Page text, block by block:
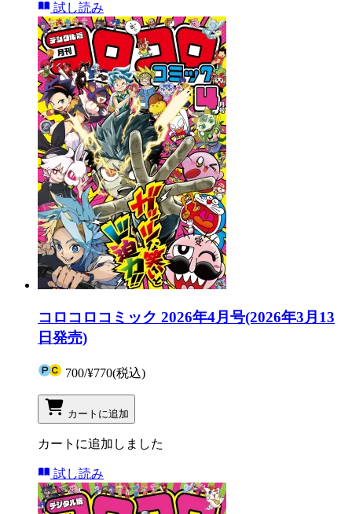
試し読み
コロコロコミック 2026年4月号(2026年3月13
日発売)
700/¥770(税込)
カートに追加
カートに追加しました
試し読み